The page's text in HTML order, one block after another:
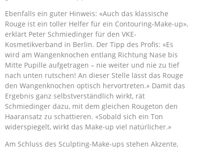
Ebenfalls ein guter Hinweis: «Auch das klassische
Rouge ist ein toller Helfer für ein Contouring-Make-up»,
erklärt Peter Schmiedinger für den VKE-
Kosmetikverband in Berlin. Der Tipp des Profis: «Es
wird am Wangenknochen entlang Richtung Nase bis
Mitte Pupille aufgetragen – nie weiter und nie zu tief
nach unten rutschen! An dieser Stelle lässt das Rouge
den Wangenknochen optisch hervortreten.» Damit das
Ergebnis ganz selbstverständlich wirkt, rät
Schmiedinger dazu, mit dem gleichen Rougeton den
Haaransatz zu schattieren. «Sobald sich ein Ton
widerspiegelt, wirkt das Make-up viel natürlicher.»
Am Schluss des Sculpting-Make-ups stehen Akzente,